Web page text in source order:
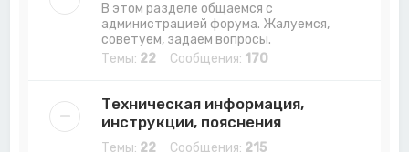
В этом разделе общаемся с
администрацией форума. Жалуемся,
советуем, задаем вопросы.
Темы: 22 Сообщения: 170
Техническая информация,
инструкции, пояснения
Темы: 22 Сообщения: 215